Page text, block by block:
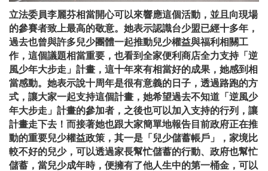
立法委員李麗芬相當開心可以來響應這個活動，並且向現場
的參賽者致上最高的敬意。她表示認識台少盟已經十多年，
過去也曾與許多兒少團體一起推動兒少權益與福利相關工
作，這個議題相當重要，也看到全家便利商店全力支持「逆
風少年大步走」計畫，這十年來有相當好的成果，她感到相
當感動。她表示說十周年是很有意義的日子，透過路跑的方
式，讓大家一起支持這個計畫，她希望過去不知道「逆風少
年大步走」計畫的參加者，之後也可以加入支持的行列，讓
計畫走下去！而接著她也跟大家簡單地報告目前政府正在推
動的重要兒少權益政策，其一是「兒少儲蓄帳戶」，家境比
較不好的兒少，可以透過家長幫忙儲蓄的行動、政府也幫忙
儲蓄，當兒少成年時，便擁有了他人生中的第一桶金，可以